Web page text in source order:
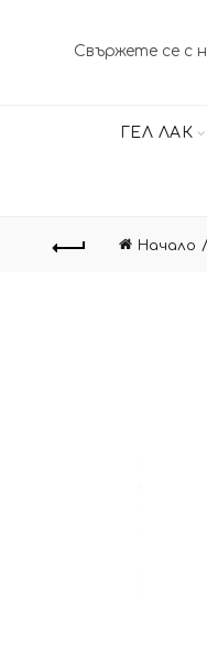
Свържете се с
ГЕЛ ЛАК
Начало